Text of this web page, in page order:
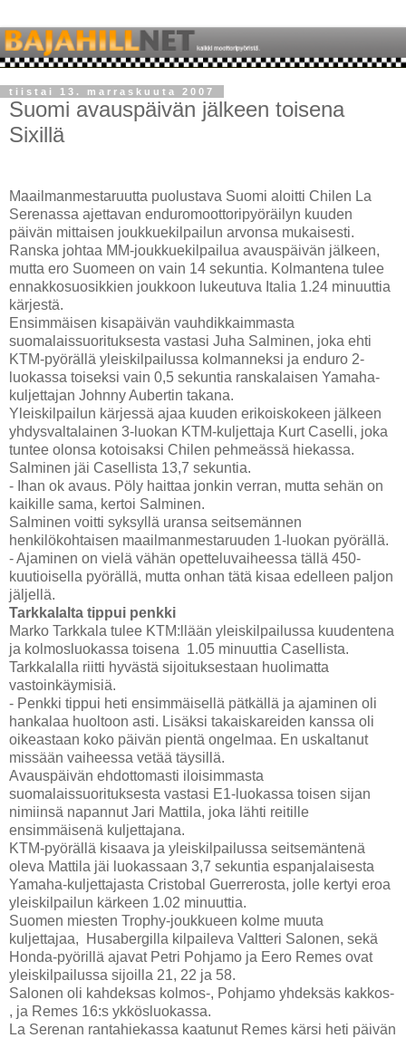
tiistai 13. marraskuuta 2007
Suomi avauspäivän jälkeen toisena
Sixillä
Maailmanmestaruutta puolustava Suomi aloitti Chilen La
Serenassa ajettavan enduromoottoripyöräilyn kuuden
päivän mittaisen joukkuekilpailun arvonsa mukaisesti.
Ranska johtaa MM-joukkuekilpailua avauspäivän jälkeen,
mutta ero Suomeen on vain 14 sekuntia. Kolmantena tulee
ennakkosuosikkien joukkoon lukeutuva Italia 1.24 minuuttia
kärjestä.
Ensimmäisen kisapäivän vauhdikkaimmasta
suomalaissuorituksesta vastasi Juha Salminen, joka ehti
KTM-pyörällä yleiskilpailussa kolmanneksi ja enduro 2-
luokassa toiseksi vain 0,5 sekuntia ranskalaisen Yamaha-
kuljettajan Johnny Aubertin takana.
Yleiskilpailun kärjessä ajaa kuuden erikoiskokeen jälkeen
yhdysvaltalainen 3-luokan KTM-kuljettaja Kurt Caselli, joka
tuntee olonsa kotoisaksi Chilen pehmeässä hiekassa.
Salminen jäi Casellista 13,7 sekuntia.
- Ihan ok avaus. Pöly haittaa jonkin verran, mutta sehän on
kaikille sama, kertoi Salminen.
Salminen voitti syksyllä uransa seitsemännen
henkilökohtaisen maailmanmestaruuden 1-luokan pyörällä.
- Ajaminen on vielä vähän opetteluvaiheessa tällä 450-
kuutioisella pyörällä, mutta onhan tätä kisaa edelleen paljon
jäljellä.
Tarkkalalta tippui penkki
Marko Tarkkala tulee KTM:llään yleiskilpailussa kuudentena
ja kolmosluokassa toisena 1.05 minuuttia Casellista.
Tarkkalalla riitti hyvästä sijoituksestaan huolimatta
vastoinkäymisiä.
- Penkki tippui heti ensimmäisellä pätkällä ja ajaminen oli
hankalaa huoltoon asti. Lisäksi takaiskareiden kanssa oli
oikeastaan koko päivän pientä ongelmaa. En uskaltanut
missään vaiheessa vetää täysillä.
Avauspäivän ehdottomasti iloisimmasta
suomalaissuorituksesta vastasi E1-luokassa toisen sijan
nimiinsä napannut Jari Mattila, joka lähti reitille
ensimmäisenä kuljettajana.
KTM-pyörällä kisaava ja yleiskilpailussa seitsemäntenä
oleva Mattila jäi luokassaan 3,7 sekuntia espanjalaisesta
Yamaha-kuljettajasta Cristobal Guerrerosta, jolle kertyi eroa
yleiskilpailun kärkeen 1.02 minuuttia.
Suomen miesten Trophy-joukkueen kolme muuta
kuljettajaa, Husabergilla kilpaileva Valtteri Salonen, sekä
Honda-pyörillä ajavat Petri Pohjamo ja Eero Remes ovat
yleiskilpailussa sijoilla 21, 22 ja 58.
Salonen oli kahdeksas kolmos-, Pohjamo yhdeksäs kakkos-
, ja Remes 16:s ykkösluokassa.
La Serenan rantahiekassa kaatunut Remes kärsi heti päivän